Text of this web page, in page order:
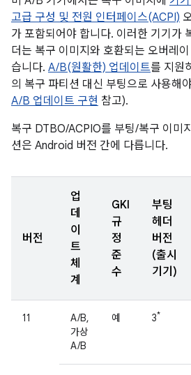
고급 구성 및 전원 인터페이스(ACPI)
가 포함되어야 합니다. 이러한 기기가
더는 복구 이미지와 호환되는 오버레
습니다. A/B(원활한) 업데이트를 지원
의 복구 파티션 대신 부팅으로 사용해
A/B 업데이트 구현 참고).
복구 DTBO/ACPIO를 부팅/복구 이미
션은 Android 버전 간에 다릅니다.
버전
업
데
이
트
체
계
GKI
규
정
준
수
부팅
헤더
버전
(출시
기기)
11
A/B,
가상
A/B
예 3*